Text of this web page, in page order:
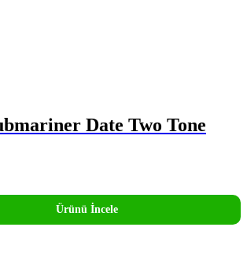
Date Two Tone
Ürünü İncele